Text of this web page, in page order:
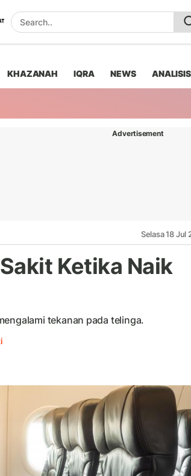
KHAZANAH IQRA NEWS ANALISIS
Advertisement
Selasa 18 Jul
Ketika Naik
tekanan pada telinga.